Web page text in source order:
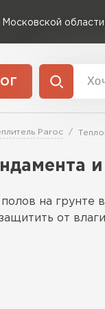
области
Paroc
на
от